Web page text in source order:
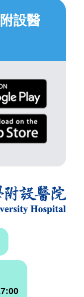
設醫